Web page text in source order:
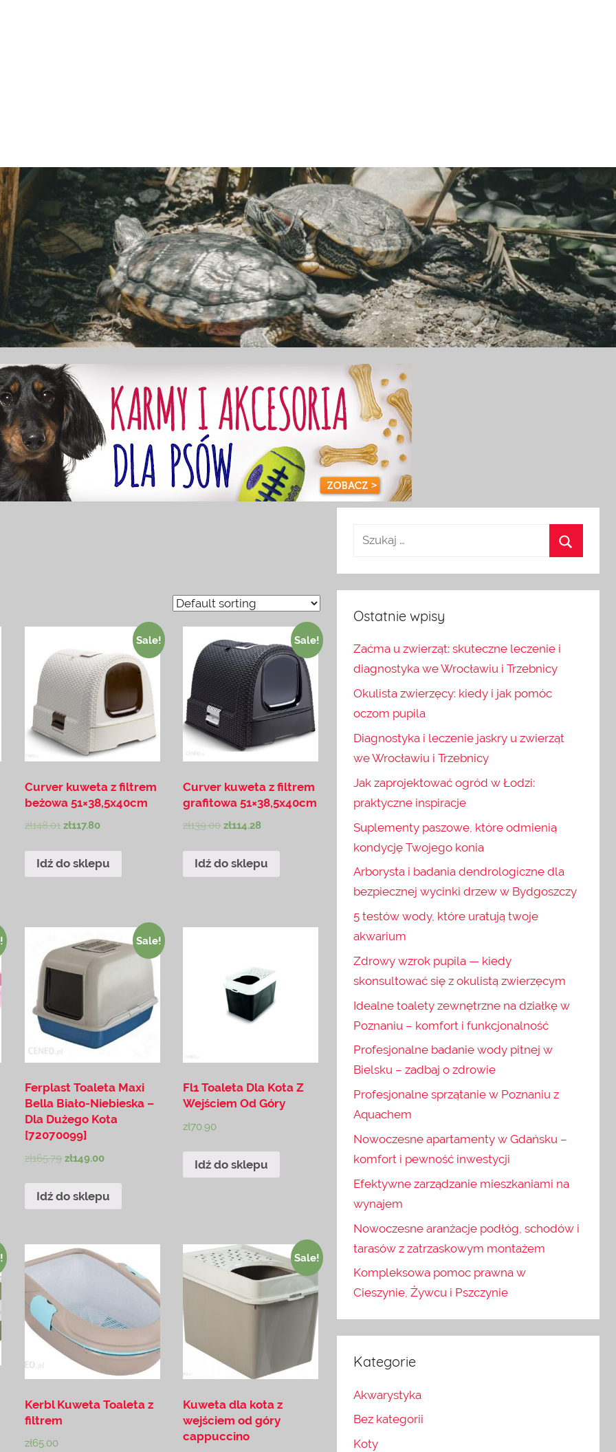
Sale!
Curver kuweta z filtrem
beżowa 51×38,5x40cm
zł148.01 zł117.80
Idź do sklepu
Sale!
Curver kuweta z filtrem
grafitowa 51×38,5x40cm
zł139.00 zł114.28
Idź do sklepu
Sale!
Ferplast Toaleta Maxi
Bella Biało-Niebieska –
Dla Dużego Kota
[72070099]
zł165.79 zł149.00
Idź do sklepu
Fl1 Toaleta Dla Kota Z
Wejściem Od Góry
zł70.90
Idź do sklepu
Kerbl Kuweta Toaleta z
filtrem
zł65.00
Sale!
Kuweta dla kota z
wejściem od góry
cappuccino
Ostatnie wpisy
Zaćma u zwierząt: skuteczne leczenie i
diagnostyka we Wrocławiu i Trzebnicy
Okulista zwierzęcy: kiedy i jak pomóc
oczom pupila
Diagnostyka i leczenie jaskry u zwierząt
we Wrocławiu i Trzebnicy
Jak zaprojektować ogród w Łodzi:
praktyczne inspiracje
Suplementy paszowe, które odmienią
kondycję Twojego konia
Arborysta i badania dendrologiczne dla
bezpiecznej wycinki drzew w Bydgoszczy
5 testów wody, które uratują twoje
akwarium
Zdrowy wzrok pupila — kiedy
skonsultować się z okulistą zwierzęcym
Idealne toalety zewnętrzne na działkę w
Poznaniu – komfort i funkcjonalność
Profesjonalne badanie wody pitnej w
Bielsku – zadbaj o zdrowie
Profesjonalne sprzątanie w Poznaniu z
Aquachem
Nowoczesne apartamenty w Gdańsku –
komfort i pewność inwestycji
Efektywne zarządzanie mieszkaniami na
wynajem
Nowoczesne aranżacje podłóg, schodów i
tarasów z zatrzaskowym montażem
Kompleksowa pomoc prawna w
Cieszynie, Żywcu i Pszczynie
Kategorie
Akwarystyka
Bez kategorii
Koty